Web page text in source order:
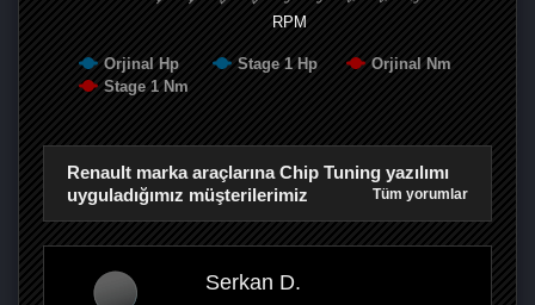
RPM
Orjinal Hp Stage 1 Hp
Orjinal Nm
Stage 1 Nm
Renault marka araçlarına Chip Tuning yazılımı
uyguladığımız müşterilerimiz
Tüm yorumlar
Serkan D.